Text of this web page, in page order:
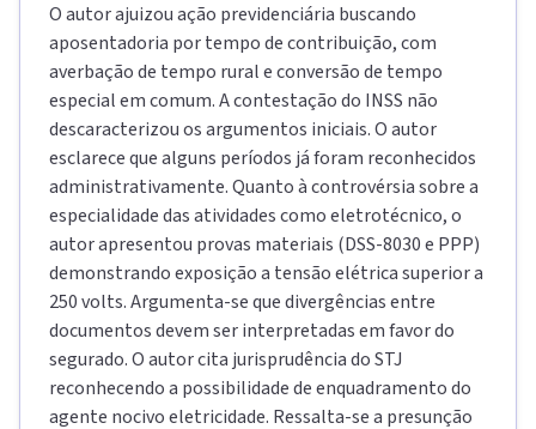
O autor ajuizou ação previdenciária buscando
aposentadoria por tempo de contribuição, com
averbação de tempo rural e conversão de tempo
especial em comum. A contestação do INSS não
descaracterizou os argumentos iniciais. O autor
esclarece que alguns períodos já foram reconhecidos
administrativamente. Quanto à controvérsia sobre a
especialidade das atividades como eletrotécnico, o
autor apresentou provas materiais (DSS-8030 e PPP)
demonstrando exposição a tensão elétrica superior a
250 volts. Argumenta-se que divergências entre
documentos devem ser interpretadas em favor do
segurado. O autor cita jurisprudência do STJ
reconhecendo a possibilidade de enquadramento do
agente nocivo eletricidade. Ressalta-se a presunção